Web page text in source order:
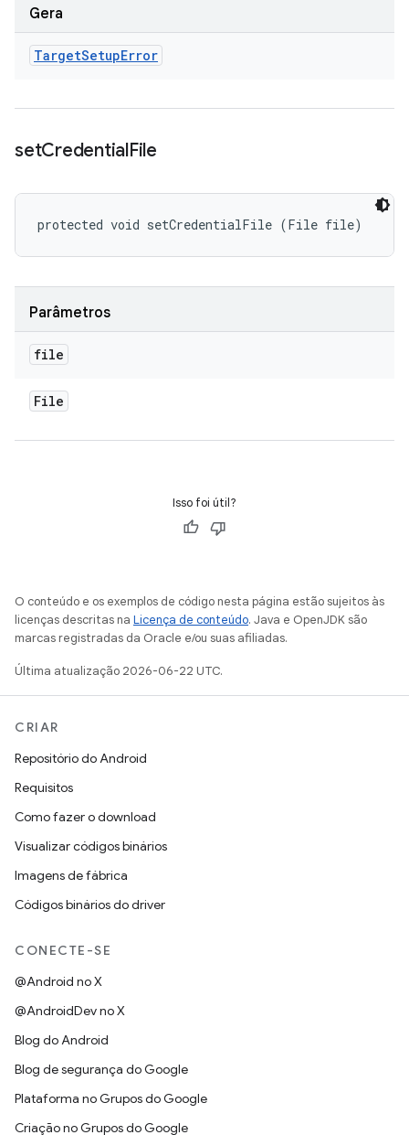
Gera
TargetSetupError
setCredentialFile
protected void setCredentialFile (File file)
Parâmetros
file
File
Isso foi útil?
O conteúdo e os exemplos de código nesta página estão sujeitos às
licenças descritas na Licença de conteúdo. Java e OpenJDK são
marcas registradas da Oracle e/ou suas afiliadas.
Última atualização 2026-06-22 UTC.
CRIAR
Repositório do Android
Requisitos
Como fazer o download
Visualizar códigos binários
Imagens de fábrica
Códigos binários do driver
CONECTE-SE
@Android no X
@AndroidDev no X
Blog do Android
Blog de segurança do Google
Plataforma no Grupos do Google
Criação no Grupos do Google